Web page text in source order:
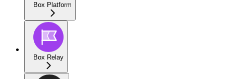
Box Platform
Box Relay